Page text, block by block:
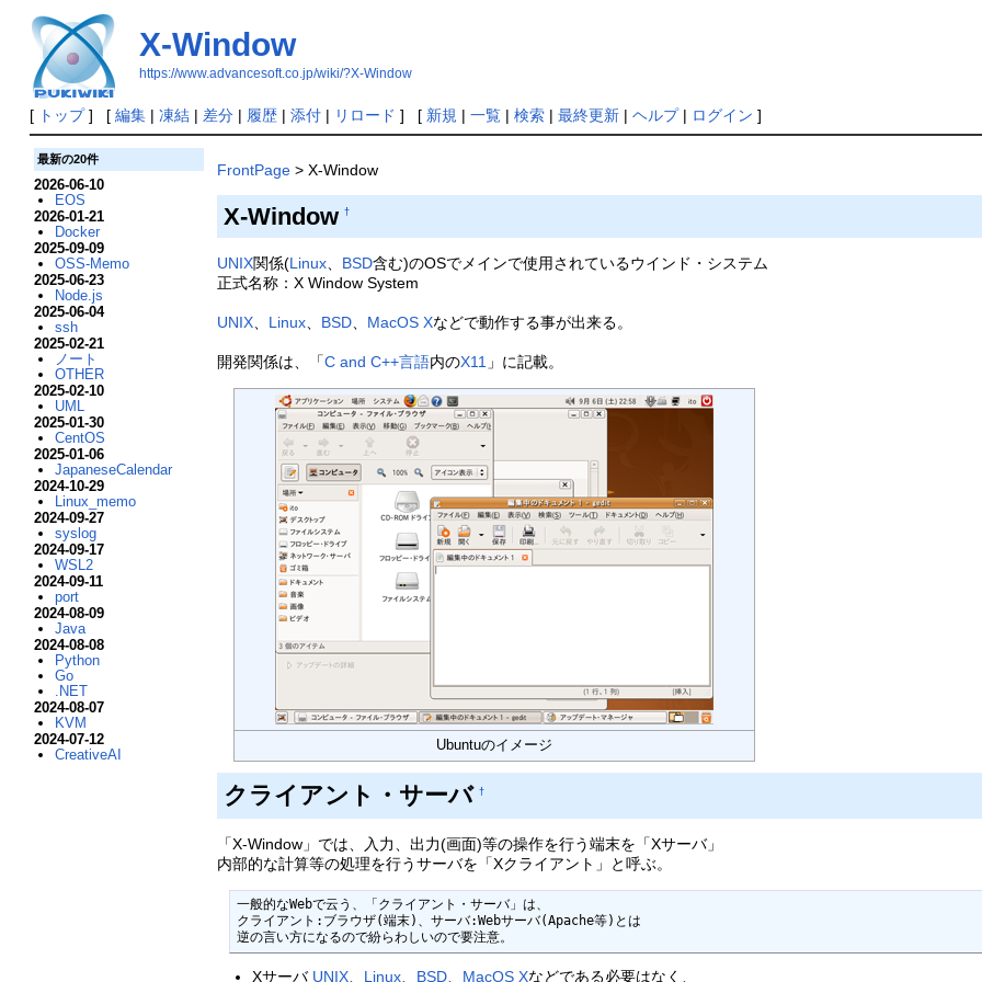
X-Window
https://www.advancesoft.co.jp/wiki/?X-Window
[ トップ] [ 編集| 凍結| 差分| 履歴| 添付| リロード ] [ 新規 | 一覧| 検索| 最終更新| ヘルプ| ログイン ]
FrontPage> X-Window
X-Window †
UNIX関係(Linux、 BSD含む)のOSでメインで使用されているウインド・システム
正式名称：X Window System
UNIX、 Linux、 BSD、 MacOS Xなどで動作する事が出来る。
開発関係は、「C and C++言語内のX11」に記載。
Ubuntuのイメージ
クライアント・サーバ †
「X-Window」では、入力、出力(画面)等の操作を行う端末を「Xサーバ」
内部的な計算等の処理を行うサーバを「Xクライアント」と呼ぶ。
一般的なWebで云う、「クライアント・サーバ」は、
クライアント:ブラウザ(端末)、サーバ:Webサーバ(Apache等)とは
逆の言い方になるので紛らわしいので要注意。
Xサーバ UNIX、 Linux、 BSD、 MacOS Xなどである必要はなく、
最新の20件
2026-06-10
EOS
2026-01-21
Docker
2025-09-09
OSS-Memo
2025-06-23
Node.js
2025-06-04
ssh
2025-02-21
ノート
OTHER
2025-02-10
UML
2025-01-30
CentOS
2025-01-06
JapaneseCalendar
2024-10-29
Linux_memo
2024-09-27
syslog
2024-09-17
WSL2
2024-09-11
port
2024-08-09
Java
2024-08-08
Python
Go
.NET
2024-08-07
KVM
2024-07-12
CreativeAI